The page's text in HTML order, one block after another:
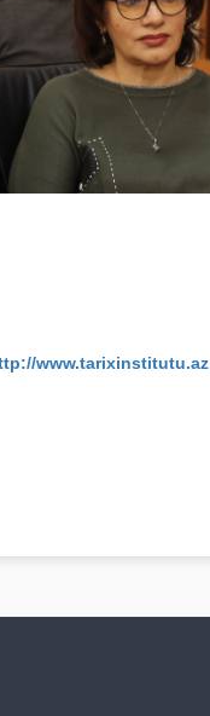
www.tarixinstitutu.az